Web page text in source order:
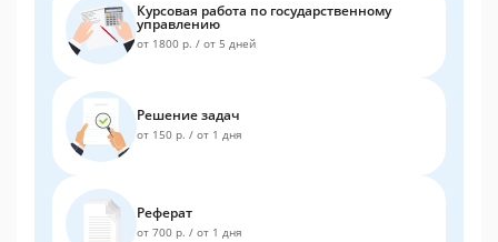
Курсовая работа по государственному
управлению
от 1800 р. / от 5 дней
Решение задач
от 150 р. / от 1 дня
Реферат
от 700 р. / от 1 дня